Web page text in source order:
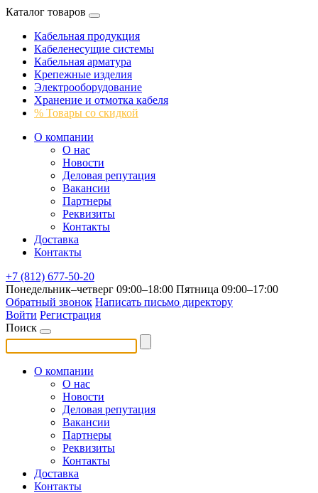
Каталог товаров
Кабельная продукция
Кабеленесущие системы
Кабельная арматура
Крепежные изделия
Электрооборудование
Хранение и отмотка кабеля
% Товары со скидкой
О компании
О нас
Новости
Деловая репутация
Вакансии
Партнеры
Реквизиты
Контакты
Доставка
Контакты
+7 (812) 677-50-20
Понедельник–четверг 09:00–18:00 Пятница 09:00–17:00
Обратный звонок Написать письмо директору
Войти Регистрация
Поиск
О компании
О нас
Новости
Деловая репутация
Вакансии
Партнеры
Реквизиты
Контакты
Доставка
Контакты